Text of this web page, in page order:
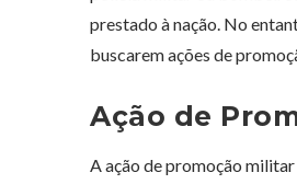
prestado à nação. No
buscarem ações de
Ação de
A ação de promoção